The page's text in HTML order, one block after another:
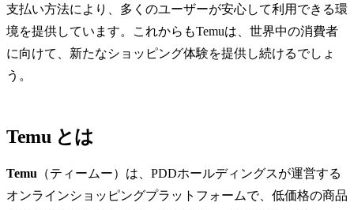
支払い方法により、多くのユーザーが安心して利用できる環
境を提供しています。これからもTemuは、世界中の消費者
に向けて、新たなショッピング体験を提供し続けるでしょ
う。
Temu とは
Temu （ティームー）は、PDDホールディングスが運営する
オンラインショッピングプラットフォームで、低価格の商品